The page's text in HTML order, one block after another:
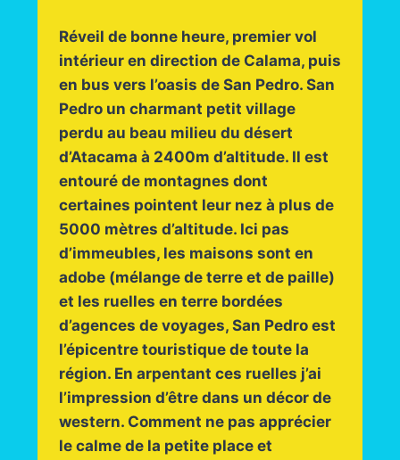
Réveil de bonne heure, premier vol
intérieur en direction de Calama, puis
en bus vers l’oasis de San Pedro. San
Pedro un charmant petit village
perdu au beau milieu du désert
d’Atacama à 2400m d’altitude. Il est
entouré de montagnes dont
certaines pointent leur nez à plus de
5000 mètres d’altitude. Ici pas
d’immeubles, les maisons sont en
adobe (mélange de terre et de paille)
et les ruelles en terre bordées
d’agences de voyages, San Pedro est
l’épicentre touristique de toute la
région. En arpentant ces ruelles j’ai
l’impression d’être dans un décor de
western. Comment ne pas apprécier
le calme de la petite place et